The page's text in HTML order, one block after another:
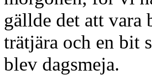
gällde det att vara
trätjära och en bit
blev dagsmeja.